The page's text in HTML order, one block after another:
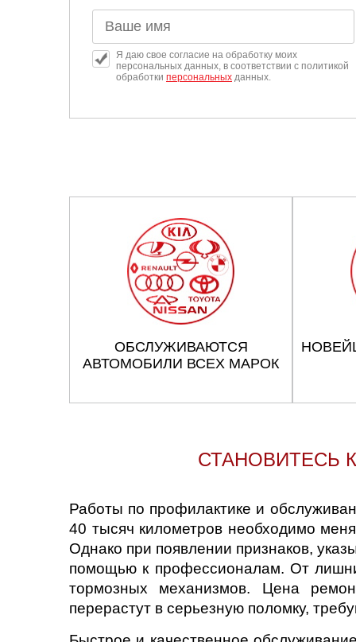
Череповец
Я даю свое согласие на обработку моих
персональных данных, в соответствии с политикой
обработки персональных данных.
ОБСЛУЖИВАЮТСЯ
АВТОМОБИЛИ ВСЕХ МАРОК
СТАНОВИТЕСЬ
Работы по профилактике и
40 тысяч километров необходимо
Однако при появлении признаков,
помощью к профессионалам. От
тормозных механизмов. Цена
перерастут в серьезную поломку,